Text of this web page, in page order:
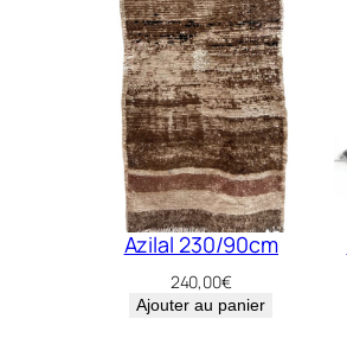
Azilal 230/90cm
240,00€
Ajouter au panier